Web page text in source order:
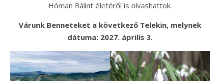
Hóman Bálint életéről is olvashattok.
Várunk Benneteket a következő Telekin, melynek
dátuma: 2027. április 3.